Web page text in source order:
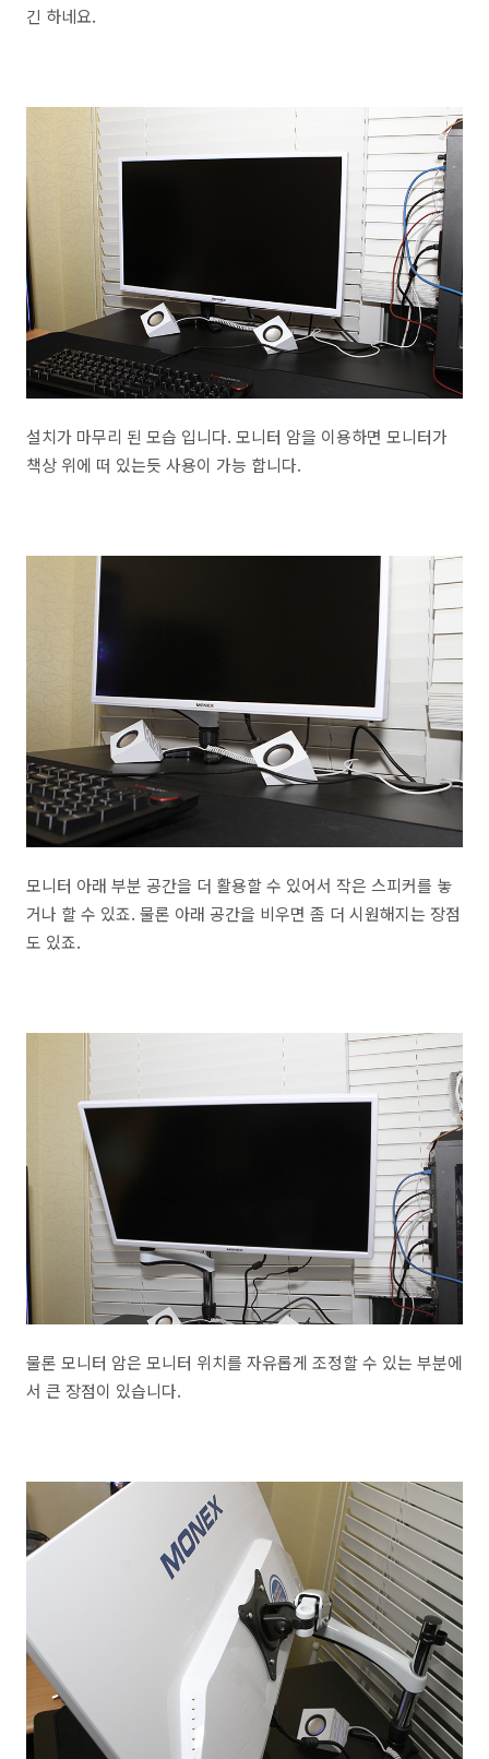
긴 하네요.
설치가 마무리 된 모습 입니다. 모니터 암을 이용하면 모니터가
책상 위에 떠 있는듯 사용이 가능 합니다.
모니터 아래 부분 공간을 더 활용할 수 있어서 작은 스피커를 놓
거나 할 수 있죠. 물론 아래 공간을 비우면 좀 더 시원해지는 장점
도 있죠.
물론 모니터 암은 모니터 위치를 자유롭게 조정할 수 있는 부분에
서 큰 장점이 있습니다.